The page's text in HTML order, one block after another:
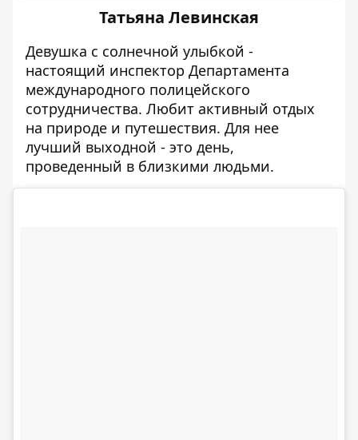
Татьяна Левинская
Девушка с солнечной улыбкой -
настоящий инспектор Департамента
международного полицейского
сотрудничества. Любит активный отдых
на природе и путешествия. Для нее
лучший выходной - это день,
проведенный в близкими людьми.